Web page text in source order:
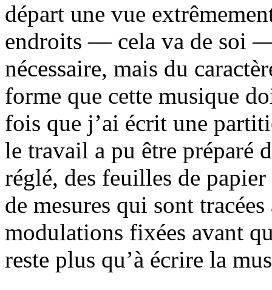
départ une vue
endroits — cela va de soi
nécessaire, mais du
forme que cette musique
fois que j’ai écrit une
le travail a pu être préparé
réglé, des feuilles de
de mesures qui sont
modulations fixées avant
reste plus qu’à écrire la